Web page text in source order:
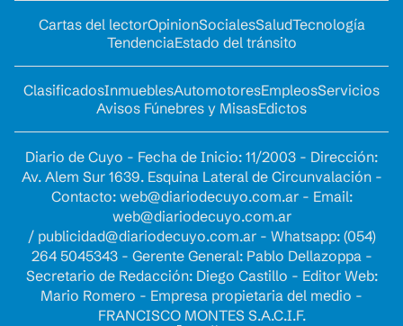
Cartas del lectorOpinionSocialesSaludTecnología
TendenciaEstado del tránsito
ClasificadosInmueblesAutomotoresEmpleosServicios
Avisos Fúnebres y MisasEdictos
Diario de Cuyo - Fecha de Inicio: 11/2003 - Dirección:
Av. Alem Sur 1639. Esquina Lateral de Circunvalación -
Contacto: web@diariodecuyo.com.ar- Email:
web@diariodecuyo.com.ar
/ publicidad@diariodecuyo.com.ar- Whatsapp: (054)
264 5045343 - Gerente General: Pablo Dellazoppa -
Secretario de Redacción: Diego Castillo - Editor Web:
Mario Romero - Empresa propietaria del medio -
FRANCISCO MONTES S.A.C.I.F.